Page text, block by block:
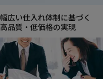
幅広い仕入れ体制に基づく
高品質・低価格の実現